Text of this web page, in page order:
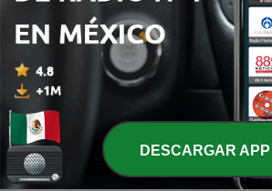
StarTalk Radio
Más podcasts
Educación
DESCARGAR APP